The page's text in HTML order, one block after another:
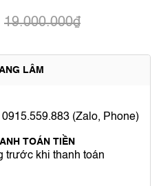
19.000.000₫
LÂM
(Zalo, Phone)
TOÁN TIỀN
trước khi thanh toán